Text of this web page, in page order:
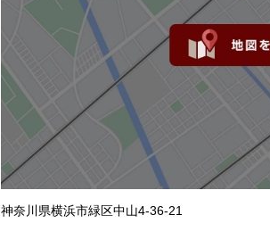
神奈川県横浜市緑区中山4-36-21